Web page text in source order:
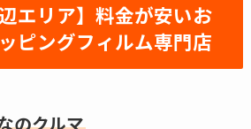
エリア】料金が安いお
ピングフィルム専門店
のクルマ